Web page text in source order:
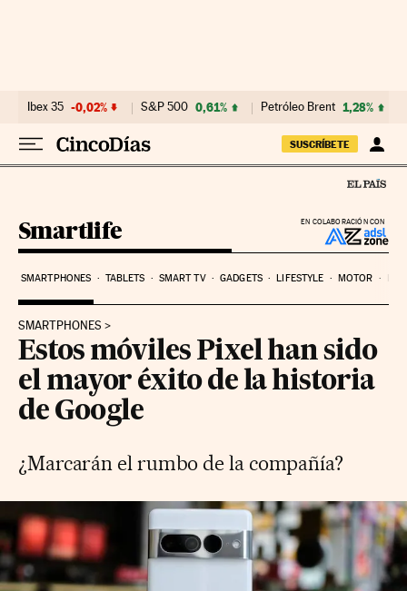
Ibex 35 -0,02% S&P 500 0,61% Petróleo Brent 1,28%
SUSCRÍBETE
EN COLABORACIÓN CON
Smartlife
SMARTPHONES TABLETS SMART TV GADGETS LIFESTYLE MOTOR
SMARTPHONES
Estos móviles Pixel han sido
el mayor éxito de la historia
de Google
¿Marcarán el rumbo de la compañía?